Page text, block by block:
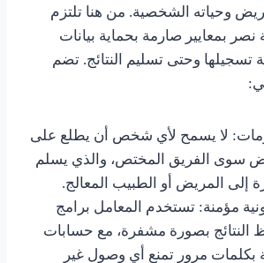
وحياته الشخصية. من هنا تلتزم
نصر بمعايير صارمة بحماية بيانات
وحتى تسليم النتائج. تضم
لا يسمح لأي شخص أن يطلع على
سوى الفريق المختص، والذي يسلم
إلى المريض أو الطبيب المعالج.
مؤمنة: تستخدم المعامل برامج
النتائج بصورة مشفرة، مع حسابات
مرور تمنع أي وصول غير